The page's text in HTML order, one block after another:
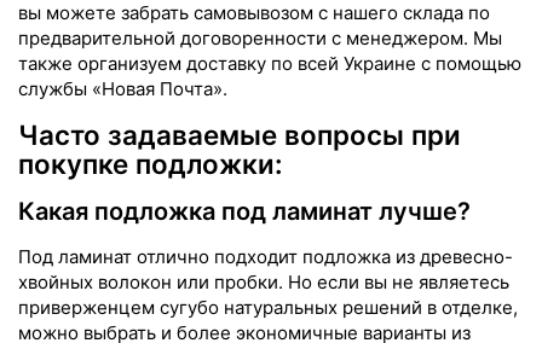
вы можете забрать самовывозом с нашего склада по
предварительной договоренности с менеджером. Мы
также организуем доставку по всей Украине с помощью
службы «Новая Почта».
Часто задаваемые вопросы при
покупке подложки:
Какая подложка под ламинат лучше?
Под ламинат отлично подходит подложка из древесно-
хвойных волокон или пробки. Но если вы не являетесь
приверженцем сугубо натуральных решений в отделке,
можно выбрать и более экономичные варианты из